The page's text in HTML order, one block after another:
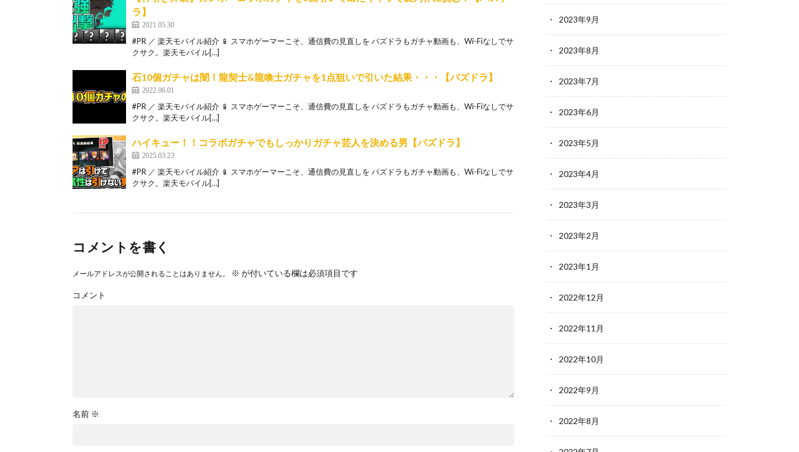
ラ】
2021.05.30
#PR ／ 楽天モバイル紹介 📱 スマホゲーマーこそ、通信費の見直しを パズドラもガチャ動画も、Wi-Fiなしでサ
クサク。楽天モバイル[…]
石10個ガチャは闇！龍契士&龍喚士ガチャを1点狙いで引いた結果・・・【パズドラ】
2022.06.01
#PR ／ 楽天モバイル紹介 📱 スマホゲーマーこそ、通信費の見直しを パズドラもガチャ動画も、Wi-Fiなしでサ
クサク。楽天モバイル[…]
ハイキュー！！コラボガチャでもしっかりガチャ芸人を決める男【パズドラ】
2025.03.23
#PR ／ 楽天モバイル紹介 📱 スマホゲーマーこそ、通信費の見直しを パズドラもガチャ動画も、Wi-Fiなしでサ
クサク。楽天モバイル[…]
コメントを書く
メールアドレスが公開されることはありません。 ※ が付いている欄は必須項目です
コメント
名前 ※
2023年9月
2023年8月
2023年7月
2023年6月
2023年5月
2023年4月
2023年3月
2023年2月
2023年1月
2022年12月
2022年11月
2022年10月
2022年9月
2022年8月